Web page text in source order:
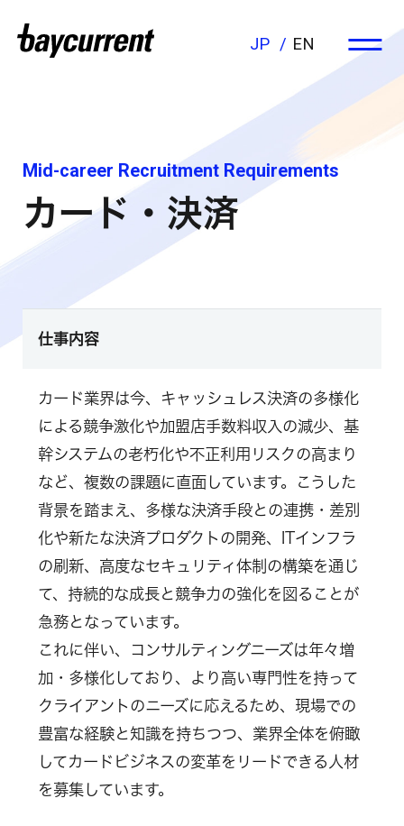
EN
JP
Mid-career Recruitment Requirements
カード・決済
仕事内容
カード業界は今、キャッシュレス決済の多様化
による競争激化や加盟店手数料収入の減少、基
幹システムの老朽化や不正利用リスクの高まり
など、複数の課題に直面しています。こうした
背景を踏まえ、多様な決済手段との連携・差別
化や新たな決済プロダクトの開発、ITインフラ
の刷新、高度なセキュリティ体制の構築を通じ
て、持続的な成長と競争力の強化を図ることが
急務となっています。
これに伴い、コンサルティングニーズは年々増
加・多様化しており、より高い専門性を持って
クライアントのニーズに応えるため、現場での
豊富な経験と知識を持ちつつ、業界全体を俯瞰
してカードビジネスの変革をリードできる人材
を募集しています。